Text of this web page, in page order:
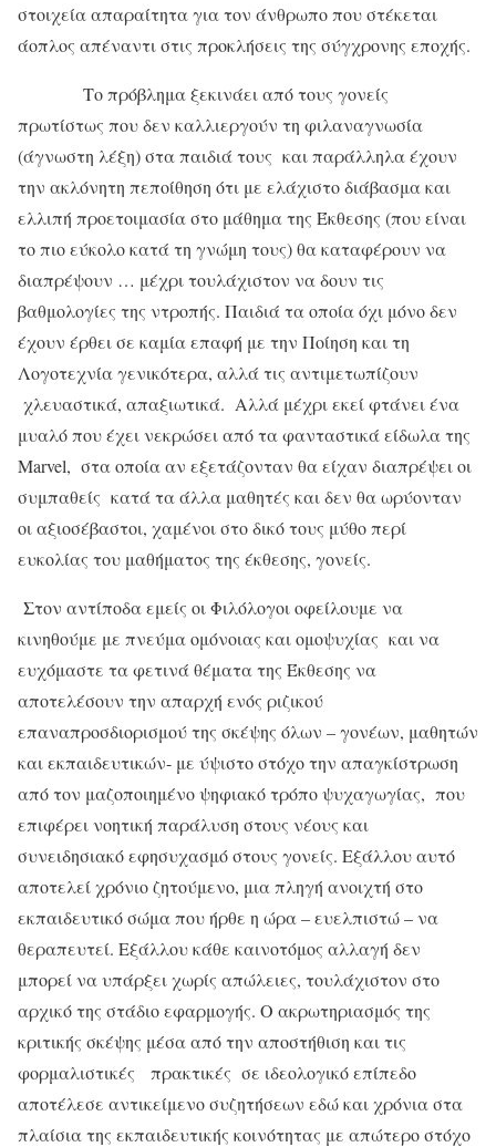
στοιχεία απαραίτητα για τον άνθρωπο που στέκεται
άοπλος απέναντι στις προκλήσεις της σύγχρονης εποχής.
Το πρόβλημα ξεκινάει από τους γονείς
πρωτίστως που δεν καλλιεργούν τη φιλαναγνωσία
(άγνωστη λέξη) στα παιδιά τους και παράλληλα έχουν
την ακλόνητη πεποίθηση ότι με ελάχιστο διάβασμα και
ελλιπή προετοιμασία στο μάθημα της Έκθεσης (που είναι
το πιο εύκολο κατά τη γνώμη τους) θα καταφέρουν να
διαπρέψουν … μέχρι τουλάχιστον να δουν τις
βαθμολογίες της ντροπής. Παιδιά τα οποία όχι μόνο δεν
έχουν έρθει σε καμία επαφή με την Ποίηση και τη
Λογοτεχνία γενικότερα, αλλά τις αντιμετωπίζουν
χλευαστικά, απαξιωτικά. Αλλά μέχρι εκεί φτάνει ένα
μυαλό που έχει νεκρώσει από τα φανταστικά είδωλα της
Marvel, στα οποία αν εξετάζονταν θα είχαν διαπρέψει οι
συμπαθείς κατά τα άλλα μαθητές και δεν θα ωρύονταν
οι αξιοσέβαστοι, χαμένοι στο δικό τους μύθο περί
ευκολίας του μαθήματος της έκθεσης, γονείς.
Στον αντίποδα εμείς οι Φιλόλογοι οφείλουμε να
κινηθούμε με πνεύμα ομόνοιας και ομοψυχίας και να
ευχόμαστε τα φετινά θέματα της Έκθεσης να
αποτελέσουν την απαρχή ενός ριζικού
επαναπροσδιορισμού της σκέψης όλων – γονέων, μαθητών
και εκπαιδευτικών- με ύψιστο στόχο την απαγκίστρωση
από τον μαζοποιημένο ψηφιακό τρόπο ψυχαγωγίας, που
επιφέρει νοητική παράλυση στους νέους και
συνειδησιακό εφησυχασμό στους γονείς. Εξάλλου αυτό
αποτελεί χρόνιο ζητούμενο, μια πληγή ανοιχτή στο
εκπαιδευτικό σώμα που ήρθε η ώρα – ευελπιστώ – να
θεραπευτεί. Εξάλλου κάθε καινοτόμος αλλαγή δεν
μπορεί να υπάρξει χωρίς απώλειες, τουλάχιστον στο
αρχικό της στάδιο εφαρμογής. Ο ακρωτηριασμός της
κριτικής σκέψης μέσα από την αποστήθιση και τις
φορμαλιστικές πρακτικές σε ιδεολογικό επίπεδο
αποτέλεσε αντικείμενο συζητήσεων εδώ και χρόνια στα
πλαίσια της εκπαιδευτικής κοινότητας με απώτερο στόχο